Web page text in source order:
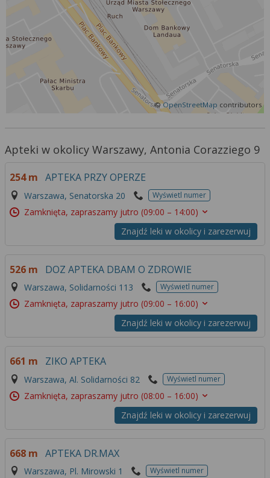
©OpenStreetMap contributors
Apteki w okolicy Warszawy, Antonia Corazziego 9
254 m APTEKA PRZY OPERZE
Warszawa, Senatorska 20 Wyświetl numer
Zamknięta, zapraszamy jutro (09:00 – 14:00)
Znajdź leki w okolicy i zarezerwuj
526 m DOZ APTEKA DBAM O ZDROWIE
Warszawa, Solidarności 113 Wyświetl numer
Zamknięta, zapraszamy jutro (09:00 – 16:00)
Znajdź leki w okolicy i zarezerwuj
661 m ZIKO APTEKA
Warszawa, Al. Solidarności 82 Wyświetl numer
Zamknięta, zapraszamy jutro (08:00 – 16:00)
Znajdź leki w okolicy i zarezerwuj
668 m APTEKA DR.MAX
Warszawa, Pl. Mirowski 1 Wyświetl numer
Więcej informacji na temat wykorzystywania
narzędzi zewnętrznych w naszym serwisie
znajdziesz w
Regulaminie Serwisu.